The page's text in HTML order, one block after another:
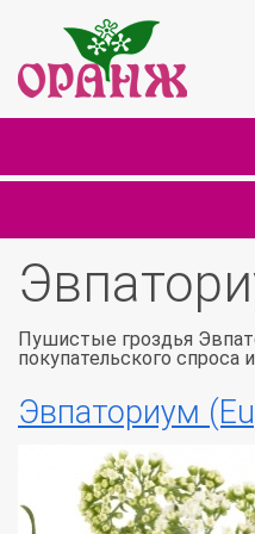
Пушистые гроздья
покупательского
Эвпаториум